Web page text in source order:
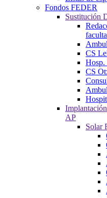
Fondos FEDER
Sustitución
CS
Hosp.
CS
AP
Solar